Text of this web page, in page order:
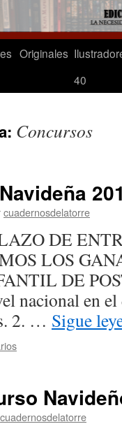
Originales
40
Concursos
cuadernosdelatorre
DE
LOS
DE
nacional en
2. … Sigue
cuadernosdelatorre